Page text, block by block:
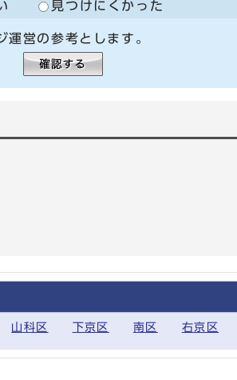
見つけにくかった
営の参考とします。
山科区 下京区 南区 右京区